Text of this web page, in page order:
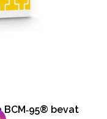
bevat